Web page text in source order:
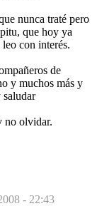
nunca traté pero
que hoy ya
con interés.
de
y muchos más y
saludar
no olvidar.
- 22:43